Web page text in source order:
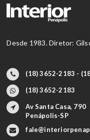
Desde 1983. Diretor:
(18) 3652-2183 -
(18) 3652-2183
Av Santa Casa, 790
Penápolis-SP